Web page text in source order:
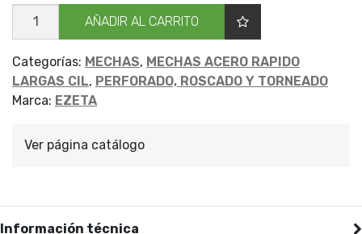
MECHA
CILIND
5.5
cantidad
AÑADIR AL CARRITO
Categorías: MECHAS, MECHAS ACERO RAPIDO
LARGAS CIL, PERFORADO, ROSCADO Y TORNEADO
Marca: EZETA
Ver página catálogo
Información técnica